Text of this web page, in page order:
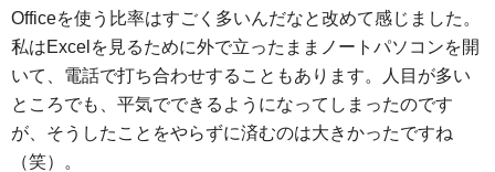
Officeを使う比率はすごく多いんだなと改めて感じました。
私はExcelを見るために外で立ったままノートパソコンを開
いて、電話で打ち合わせすることもあります。人目が多い
ところでも、平気でできるようになってしまったのです
が、そうしたことをやらずに済むのは大きかったですね
（笑）。